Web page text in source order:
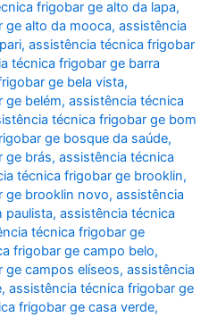
frigobar ge alto da lapa,
ge alto da mooca,assistência
,assistência técnica frigobar
técnica frigobar ge barra
ge bela vista,
ge belém,assistência técnica
técnica frigobar ge bom
ge bosque da saúde,
ge brás,assistência técnica
técnica frigobar ge brooklin,
ge brooklin novo,assistência
paulista,assistência técnica
técnica frigobar ge
frigobar ge campo belo,
ge campos elíseos,assistência
,assistência técnica frigobar ge
frigobar ge casa verde,